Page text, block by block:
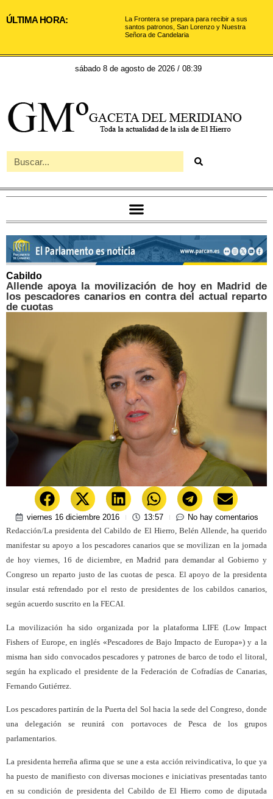
ÚLTIMA HORA:
La Frontera se prepara para recibir a sus
santos patronos, San Lorenzo y Nuestra
Señora de Candelaria
sábado 8 de agosto de 2026 / 08:39
Cabildo
Allende apoya la movilización de hoy en Madrid de
los pescadores canarios en contra del actual reparto
de cuotas
viernes 16 diciembre 2016 13:57
No hay comentarios
Redacción/La presidenta del Cabildo de El Hierro, Belén Allende, ha querido
manifestar su apoyo a los pescadores canarios que se movilizan en la jornada
de hoy viernes, 16 de diciembre, en Madrid para demandar al Gobierno y
Congreso un reparto justo de las cuotas de pesca. El apoyo de la presidenta
insular está refrendado por el resto de presidentes de los cabildos canarios,
según acuerdo suscrito en la FECAI.
La movilización ha sido organizada por la plataforma LIFE (Low Impact
Fishers of Europe, en inglés «Pescadores de Bajo Impacto de Europa») y a la
misma han sido convocados pescadores y patrones de barco de todo el litoral,
según ha explicado el presidente de la Federación de Cofradías de Canarias,
Fernando Gutiérrez.
Los pescadores partirán de la Puerta del Sol hacia la sede del Congreso, donde
una delegación se reunirá con portavoces de Pesca de los grupos
parlamentarios.
La presidenta herreña afirma que se une a esta acción reivindicativa, lo que ya
ha puesto de manifiesto con diversas mociones e iniciativas presentadas tanto
en su condición de presidenta del Cabildo de El Hierro como de diputada